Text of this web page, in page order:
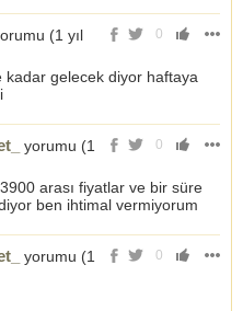
0
(1 yıl
gelecek diyor haftaya
0
yorumu (1
arası fiyatlar ve bir süre
ben ihtimal vermiyorum
0
yorumu (1